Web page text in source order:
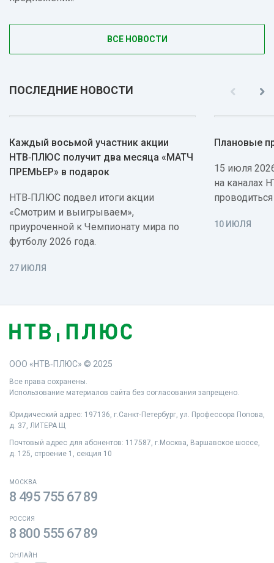
ВСЕ НОВОСТИ
ПОСЛЕДНИЕ НОВОСТИ
Каждый восьмой участник акции
НТВ‑ПЛЮС получит два месяца «МАТЧ
ПРЕМЬЕР» в подарок
НТВ‑ПЛЮС подвел итоги акции
«Смотрим и выигрываем»,
приуроченной к Чемпионату мира по
футболу 2026 года.
27 ИЮЛЯ
Плановые
15 июля
на каналах
10 ИЮЛЯ
ООО «НТВ‑ПЛЮС» © 2025
Все права сохранены.
Использование материалов сайта без согласования запрещено.
Юридический адрес: 197136, г.Санкт‑Петербург, ул. Профессора Попова,
д. 37, ЛИТЕРА Щ
Почтовый адрес для абонентов: 117587, г.Москва, Варшавское шоссе,
д. 125, строение 1, секция 10
МОСКВА
8 495 755 67 89
РОССИЯ
8 800 555 67 89
ОНЛАЙН